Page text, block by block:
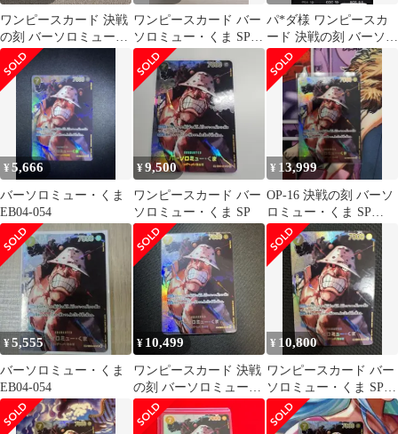
ワンピースカード 決戦
の刻 バーソロミュー・
くま SP
ワンピースカード バー
ソロミュー・くま SP
決戦の刻
パ*ダ様 ワンピースカ
ード 決戦の刻 バーソロ
ミュー・くま EB04-054
美
¥5,666
バーソロミュー・くま
EB04-054
¥9,500
ワンピースカード バー
ソロミュー・くま SP
¥ 13,999
OP-16 決戦の刻 バーソ
ロミュー・くま SP
EB04-054 R
¥5,555
バーソロミュー・くま
EB04-054
¥ 10,499
ワンピースカード 決戦
の刻 バーソロミュー・
くま R-SP SR
¥ 10,800
ワンピースカード バー
ソロミュー・くま SP
決戦の刻